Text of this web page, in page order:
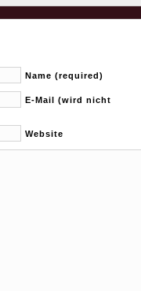
Name (required)
E-Mail (wird nicht
Website